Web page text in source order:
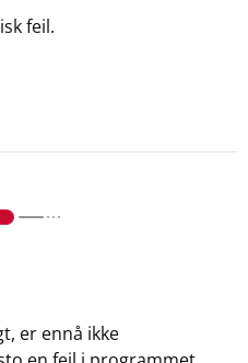
feil.
er ennå ikke